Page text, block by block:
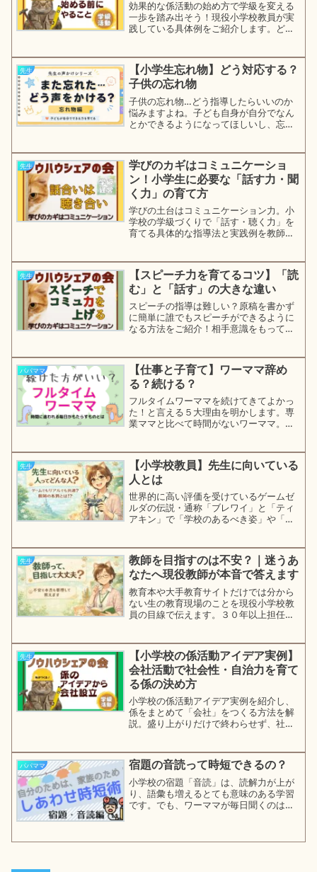
効果的な係活動の始め方で学級を変える
一歩を踏み出そう！現役小学校教員が実
践している具体例をご紹介します。どの
学級経営のノウハウをシェアして教師を
楽しみましょう！
先生
【小学生忘れ物】どう対応する？
子供の忘れ物
子供の忘れ物…どう指導したらいいのか
悩みますよね。子ども自身が自分でなん
とかできるようになってほしいし、忘れ
学級経営をして、どう指導方法を工夫し
たらいいのか。
先生
学びのカギはコミュニケーショ
ン！小学生に必要な「話す力・聞
く力」の育て方
学びの土台はコミュニケーション力。小
学校の学級づくりで「話す・聴く力」を
育てる具体的な指導法と実践例を教師目
育てることを目標とした「話す力・聞く
力」の育て方です。先生だけでなく、
「これから必要なコミュニケーションの
力」を意識しているパパママ・全ての大
人の方に読んでもらいたいです。
先生
【スピーチ力を育てるコツ】「読
む」と「話す」の大きな違い
スピーチの指導は難しい？原稿を書かず
に簡単に誰でもスピーチができるように
なる方法をご紹介！相手意識をもって伝
す力」につながります！
パパママ
【仕事と子育て】ワーママ辞め
る？続ける？
フルタイムワーママを続けてきてよかっ
た！と言える５大理由を明かします。専
業ママと比べて時間がないワーママ。で
をしてきて想うことを伝えます。
先生
【小学校教員】先生に向いている
人とは
世界的に高い評価を受けているゲームゼ
ルダの伝説・通称「ブレワイ」と「ティ
アキン」で「学校のあるべき姿」や「教
ました。教育の未来を考えたいすべての
人に読んでほしいです。
先生
教師を目指すのは不安？｜迷うあ
なたへ現役教師が本音で答えます
教育本や大手教育サイトだけでは分から
ない生の教育現場のことを現役小学校教
員の目線で伝えます。３０年以上担任を
る方に読んでほしい。教師として働くリ
アルを知りたい人へ。教師の仕事のやり
がい・不安の正体を一つずつ整理しま
す。
先生
【小学校の係活動アイデア実例】
会社活動で社会性・自治力を育て
る係の決め方
小学校の係活動アイデア実例を紹介し、
係をまとめて「会社」をつくる方法を解
説。盛り上がりだけで終わらせず、社会
とめました。
パパママ 宿題の音読って時短できるの？
小学校の宿題「音読」は、読解力が上が
り、語彙も増えるとても意味のある学習
です。でも、ワーママが毎日聞くのはち